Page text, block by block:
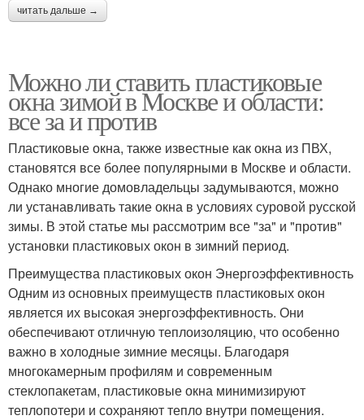
читать дальше →
Можно ли ставить пластиковые
окна зимой в Москве и области:
все за и против
Пластиковые окна, также известные как окна из ПВХ,
становятся все более популярными в Москве и области.
Однако многие домовладельцы задумываются, можно
ли устанавливать такие окна в условиях суровой русской
зимы. В этой статье мы рассмотрим все "за" и "против"
установки пластиковых окон в зимний период.
Преимущества пластиковых окон Энергоэффективность
Одним из основных преимуществ пластиковых окон
является их высокая энергоэффективность. Они
обеспечивают отличную теплоизоляцию, что особенно
важно в холодные зимние месяцы. Благодаря
многокамерным профилям и современным
стеклопакетам, пластиковые окна минимизируют
теплопотери и сохраняют тепло внутри помещения.